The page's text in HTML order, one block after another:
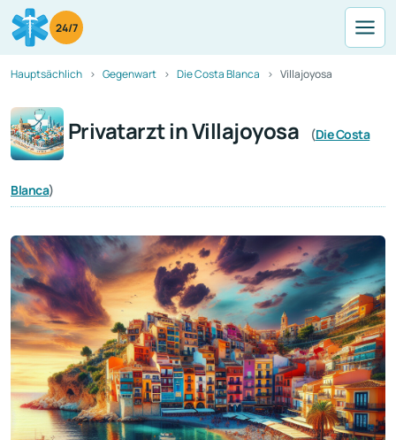
24/7
Hauptsächlich Gegenwart Die Costa Blanca Villajoyosa
Privatarzt in Villajoyosa (Die Costa
Blanca)